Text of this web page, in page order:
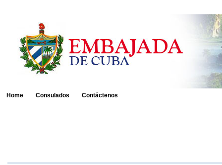
Home Consulados Contáctenos